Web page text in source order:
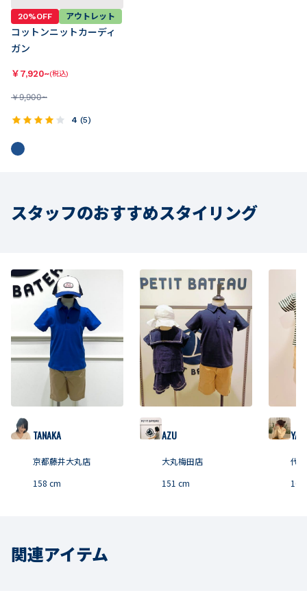
20%OFF アウトレット
コットンニットカーディ
ガン
￥ 7,920~(税込)
￥9,900~
4 (5)
スタッフのおすすめスタイリング
TANAKA
京都藤井大丸店
158 cm
AZU
大丸梅田店
151 cm
代
167
関連アイテム